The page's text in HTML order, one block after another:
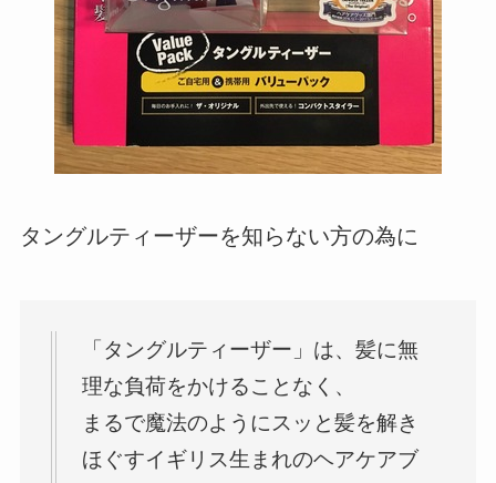
タングルティーザーを知らない方の為に
「タングルティーザー」は、髪に無
理な負荷をかけることなく、
まるで魔法のようにスッと髪を解き
ほぐすイギリス生まれのヘアケアブ